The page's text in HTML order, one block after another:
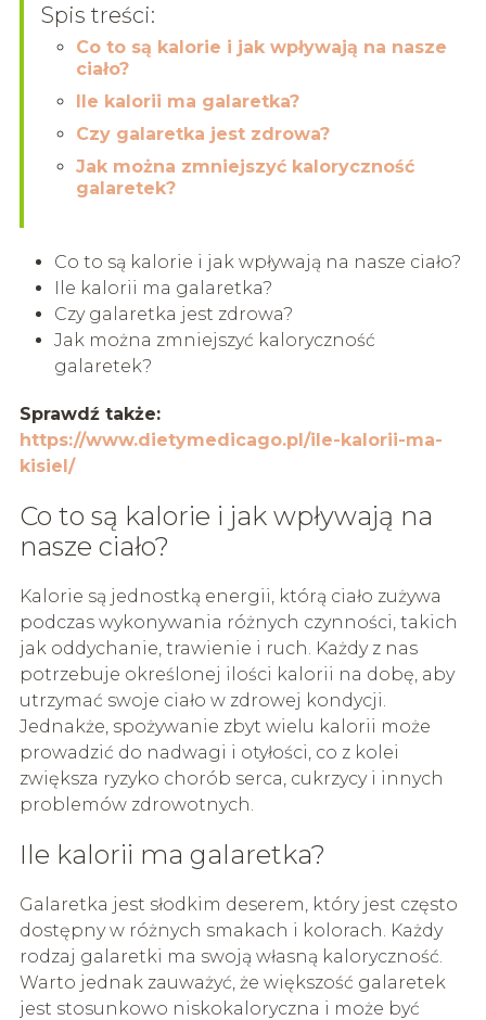
Spis treści:
Co to są kalorie i jak wpływają na nasze
ciało?
Ile kalorii ma galaretka?
Czy galaretka jest zdrowa?
Jak można zmniejszyć kaloryczność
galaretek?
Co to są kalorie i jak wpływają na nasze ciało?
Ile kalorii ma galaretka?
Czy galaretka jest zdrowa?
Jak można zmniejszyć kaloryczność
galaretek?
Sprawdź także:
https://www.dietymedicago.pl/ile-kalorii-ma-
kisiel/
Co to są kalorie i jak wpływają na
nasze ciało?
Kalorie są jednostką energii, którą ciało zużywa
podczas wykonywania różnych czynności, takich
jak oddychanie, trawienie i ruch. Każdy z nas
potrzebuje określonej ilości kalorii na dobę, aby
utrzymać swoje ciało w zdrowej kondycji.
Jednakże, spożywanie zbyt wielu kalorii może
prowadzić do nadwagi i otyłości, co z kolei
zwiększa ryzyko chorób serca, cukrzycy i innych
problemów zdrowotnych.
Ile kalorii ma galaretka?
Galaretka jest słodkim deserem, który jest często
dostępny w różnych smakach i kolorach. Każdy
rodzaj galaretki ma swoją własną kaloryczność.
Warto jednak zauważyć, że większość galaretek
jest stosunkowo niskokaloryczna i może być